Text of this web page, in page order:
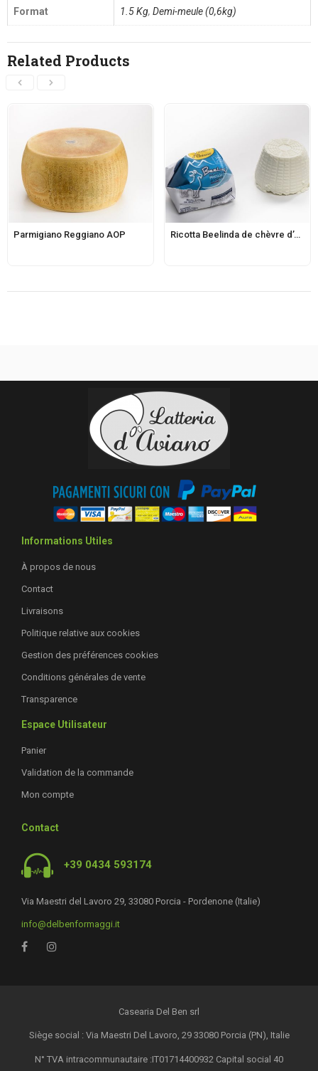
Format 1.5 Kg, Demi-meule (0,6kg)
Related Products
Parmigiano Reggiano AOP Ricotta Beelinda de chèvre d’Aviano
Informations Utiles
À propos de nous
Contact
Livraisons
Politique relative aux cookies
Gestion des préférences cookies
Conditions générales de vente
Transparence
Espace Utilisateur
Panier
Validation de la commande
Mon compte
Contact
+39 0434 593174
Via Maestri del Lavoro 29, 33080 Porcia - Pordenone (Italie)
info@delbenformaggi.it
Casearia Del Ben srl
Siège social : Via Maestri Del Lavoro, 29 33080 Porcia (PN), Italie
N° TVA intracommunautaire :IT01714400932 Capital social 40